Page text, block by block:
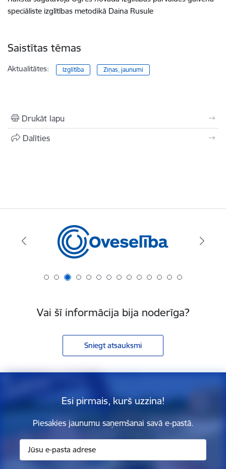
speciāliste izglītības metodikā Daina Rusule
Saistītas tēmas
Aktualitātes: Izglītība Ziņas, jaunumi
Drukāt lapu
Dalīties
Vai šī informācija bija noderīga?
Sniegt atsauksmi
Esi pirmais, kurš uzzina!
Piesakies jaunumu saņemšanai savā e-pastā.